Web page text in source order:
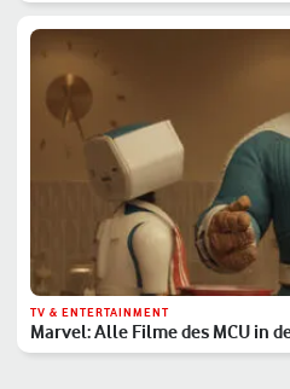
TV & ENTERTAINMENT
Marvel: Alle Filme des MCU in
Reihenfolge